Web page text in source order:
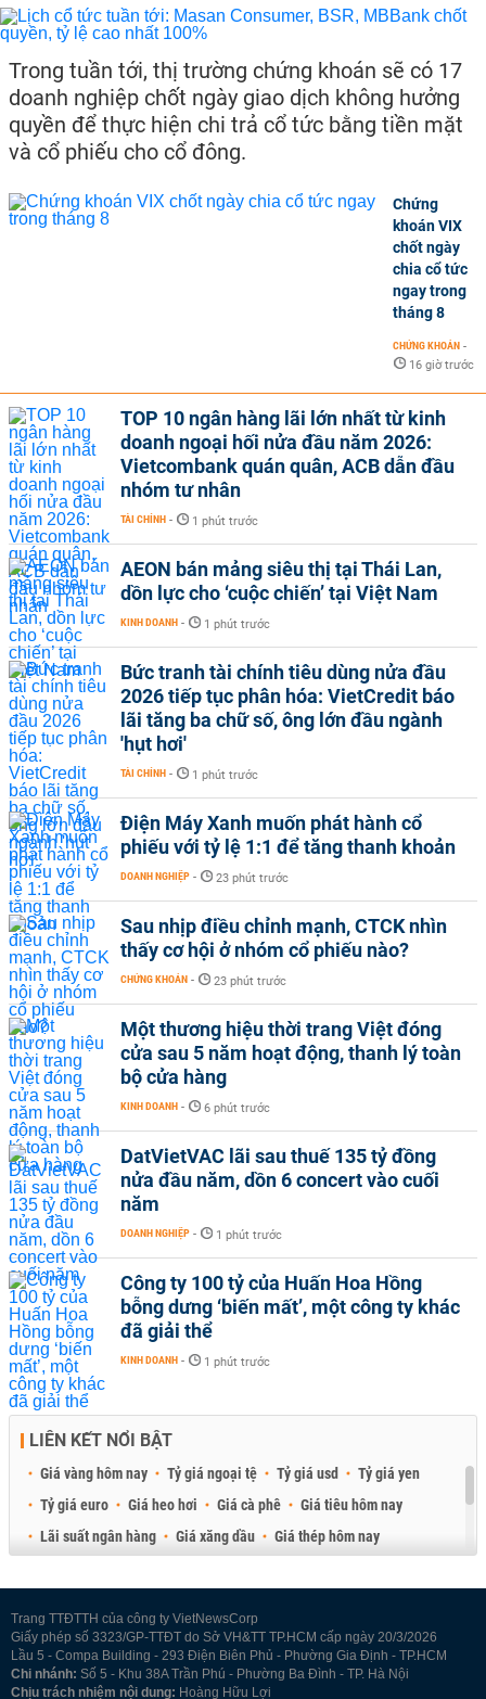
Trong tuần tới, thị trường chứng khoán sẽ có 17
doanh nghiệp chốt ngày giao dịch không hưởng
quyền để thực hiện chi trả cổ tức bằng tiền mặt
và cổ phiếu cho cổ đông.
Chứng
khoán VIX
chốt ngày
chia cổ tức
ngay trong
tháng 8
CHỨNG KHOÁN -
16 giờ trước
TOP 10 ngân hàng lãi lớn nhất từ kinh
doanh ngoại hối nửa đầu năm 2026:
Vietcombank quán quân, ACB dẫn đầu
nhóm tư nhân
TÀI CHÍNH - 1 phút trước
AEON bán mảng siêu thị tại Thái Lan,
dồn lực cho ‘cuộc chiến’ tại Việt Nam
KINH DOANH - 1 phút trước
Bức tranh tài chính tiêu dùng nửa đầu
2026 tiếp tục phân hóa: VietCredit báo
lãi tăng ba chữ số, ông lớn đầu ngành
'hụt hơi'
TÀI CHÍNH - 1 phút trước
Điện Máy Xanh muốn phát hành cổ
phiếu với tỷ lệ 1:1 để tăng thanh khoản
DOANH NGHIỆP - 23 phút trước
Sau nhịp điều chỉnh mạnh, CTCK nhìn
thấy cơ hội ở nhóm cổ phiếu nào?
CHỨNG KHOÁN - 23 phút trước
Một thương hiệu thời trang Việt đóng
cửa sau 5 năm hoạt động, thanh lý toàn
bộ cửa hàng
KINH DOANH - 6 phút trước
DatVietVAC lãi sau thuế 135 tỷ đồng
nửa đầu năm, dồn 6 concert vào cuối
năm
DOANH NGHIỆP - 1 phút trước
Công ty 100 tỷ của Huấn Hoa Hồng
bỗng dưng ‘biến mất’, một công ty khác
đã giải thể
KINH DOANH - 1 phút trước
LIÊN KẾT NỔI BẬT
Giá vàng hôm nay Tỷ giá ngoại tệ Tỷ giá usd
Tỷ giá yen
Tỷ giá euro
Giá heo hơi Giá cà phê
Giá tiêu hôm nay
Lãi suất ngân hàng
Giá xăng dầu
Giá thép hôm nay
Trang TTĐTTH của công ty VietNewsCorp
Giấy phép số 3323/GP-TTĐT do Sở VH&TT TP.HCM cấp ngày 20/3/2026
Lầu 5 - Compa Building - 293 Điện Biên Phủ - Phường Gia Định - TP.HCM
Chi nhánh: Số 5 - Khu 38A Trần Phú - Phường Ba Đình - TP. Hà Nội
Chịu trách nhiệm nội dung: Hoàng Hữu Lợi